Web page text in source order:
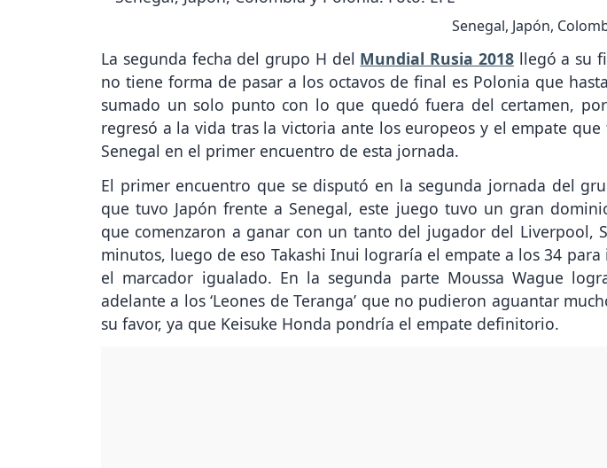
Senegal, Japón,
La segunda fecha del grupo H del Mundial Rusia 2018llegó a su
no tiene forma de pasar a los octavos de final es Polonia que
sumado un solo punto con lo que quedó fuera del certamen,
regresó a la vida tras la victoria ante los europeos y el empate que
Senegal en el primer encuentro de esta jornada.
El primer encuentro que se disputó en la segunda jornada del
que tuvo Japón frente a Senegal, este juego tuvo un gran
que comenzaron a ganar con un tanto del jugador del Liverpool,
minutos, luego de eso Takashi Inui lograría el empate a los 34 para
el marcador igualado. En la segunda parte Moussa Wague
adelante a los ‘Leones de Teranga’ que no pudieron aguantar
su favor, ya que Keisuke Honda pondría el empate definitorio.